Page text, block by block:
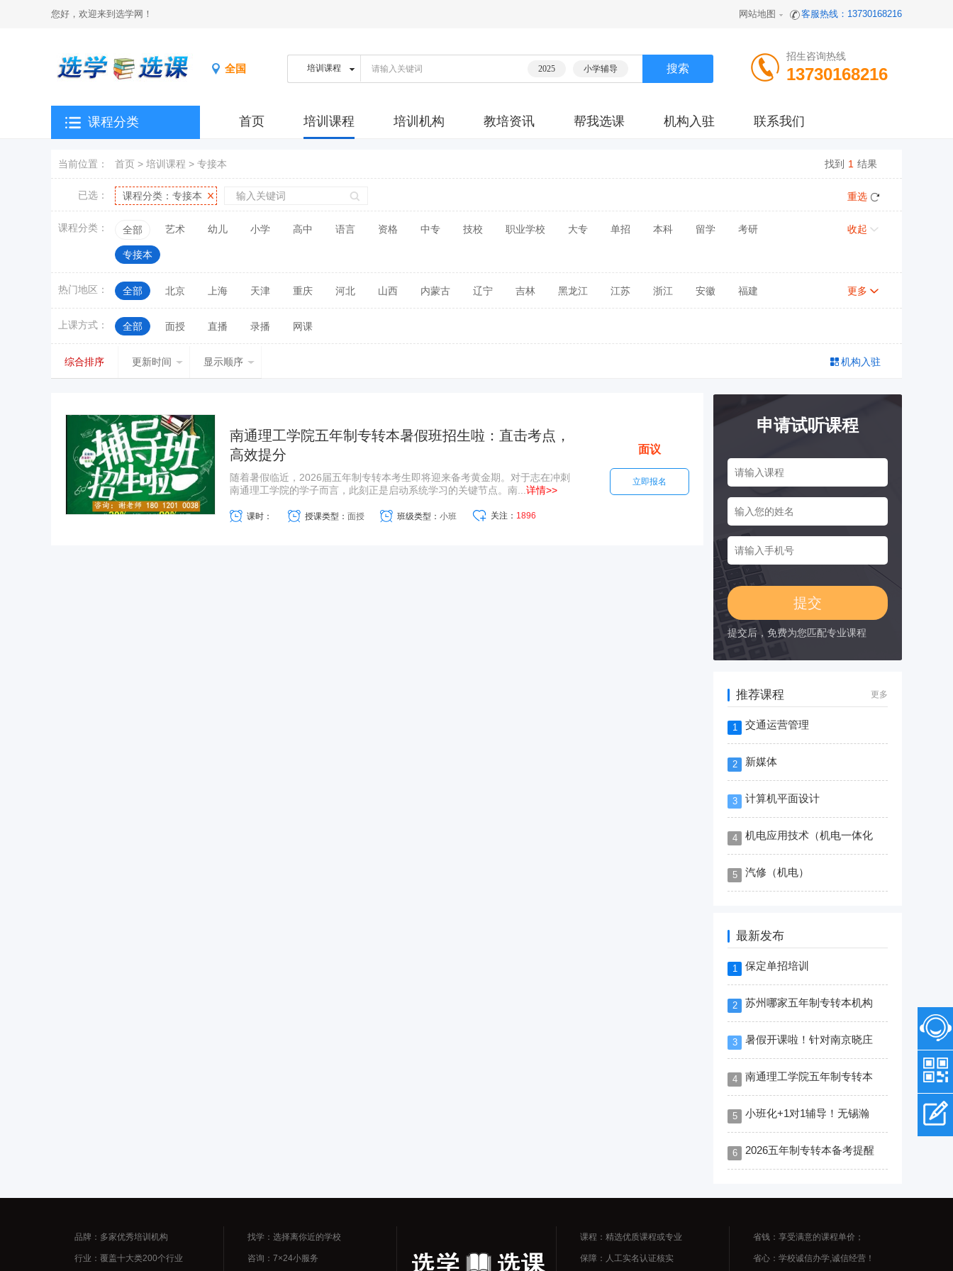
您好，欢迎来到选学网！ 网站地图 客服热线：13730168216
全国 2025 小学辅导
招生咨询热线
13730168216
课程分类 首页 培训课程 培训机构 教培资讯 帮我选课 机构入驻 联系我们
当前位置： 首页 > 培训课程 > 专接本 找到 1 结果
已选： 课程分类： 专接本 重选
课程分类： 全部 艺术 幼儿 小学 高中 语言 资格 中专 技校 职业学校 大专 单招 本科 留学 考研
专接本
收起
热门地区： 全部 北京 上海 天津 重庆 河北 山西 内蒙古 辽宁 吉林 黑龙江 江苏 浙江 安徽 福建
江西
新疆 台湾 香港 澳门
更多
上课方式： 全部 面授 直播 录播 网课
机构入驻
综合排序 更新时间 显示顺序
南通理工学院五年制专转本暑假班招生啦：直击考点，
高效提分
随着暑假临近，2026届五年制专转本考生即将迎来备考黄金期。对于志在冲刺
南通理工学院的学子而言，此刻正是启动系统学习的关键节点。南... 详情>>
课时： 授课类型： 面授 班级类型： 小班 关注： 1896
面议
立即报名
申请试听课程
提交后，免费为您匹配专业课程
推荐课程 更多
1 交通运营管理
2 新媒体
3 计算机平面设计
4 机电应用技术（机电一体化
5 汽修（机电）
最新发布
1 保定单招培训
2 苏州哪家五年制专转本机构
3 暑假开课啦！针对南京晓庄
4 南通理工学院五年制专转本
5 小班化+1对1辅导！无锡瀚
6 2026五年制专转本备考提醒
品牌：多家优秀培训机构
行业：覆盖十大类200个行业
找学：选择离你近的学校
咨询：7×24小服务
课程：精选优质课程或专业
保障：人工实名认证核实
省钱：享受满意的课程单价；
省心：学校诚信办学,诚信经营！